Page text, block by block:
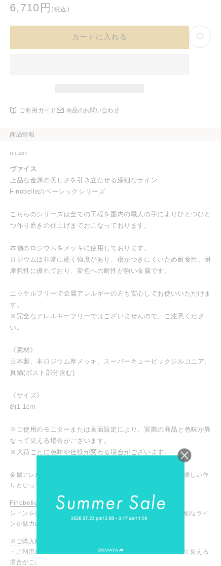
通
6,710円 (税込)
カートに入れる
ご利用ガイド 商品のお問い合わせ
商品情報
fb0431
ヴァイス
上品な金属の美しさを引き立たせる繊細なライン
Finobelleのベーシックシリーズ
こちらのシリーズは全ての工程を国内の職人の手によりひとつひと
つ作り磨きの仕上げまでおこなっております。
本物のロジウムをメッキに使用しております。
ロジウムは非常に硬く強度があり、傷がつきにくいため耐食性、耐
摩耗性に優れており、変色への耐性が強い金属です。
ニッケルフリーで金属アレルギーの方も安心してお使いいただけま
す。
※完全なアレルギーフリーではございませんので、ご注意くださ
い。
《素材》
日本製、本ロジウム厚メッキ、スーパーキュービックジルコニア、
真鍮(ポスト部分含む)
《サイズ》
約1.1cm
※ご使用のモニターまたは画面設定により、実際の商品と色味が異
なって見える場合がございます。
※入荷ごとに色味や仕様が変わる場合がございます。
金属アレルギーが起こりにくいニッケルフリー仕様で、お肌に優しい作
りとなっています。
Finobelle / フィノベル
シーンを選ばず日常に溶け込むデザインで、肌なじみの良い繊細なライ
ンが魅力のアクセサリー
※ご購入前に必ずご確認ください
・ご利用のモニターや設定により、実際の商品と色味が異なって見える
場合がございます。